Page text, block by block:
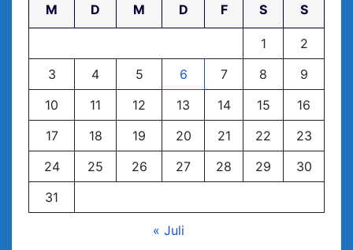
M D M D F S S
1
2
3
4 5 6 7 8
9
10
11 12 13 14 15
16
17
18 19 20 21 22
23
24
25 26 27 28 29
30
31
« Juli